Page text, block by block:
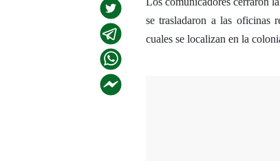
se trasladaron a las oficinas
cuales se localizan en la